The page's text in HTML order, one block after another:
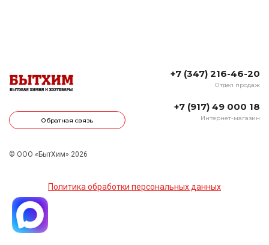
Обратная связь
+7 (347) 216-46-20
Отдел продаж
+7 (917) 49 000 18
Интернет-магазин
© ООО «БытХим» 2026
Политика обработки персональных данных